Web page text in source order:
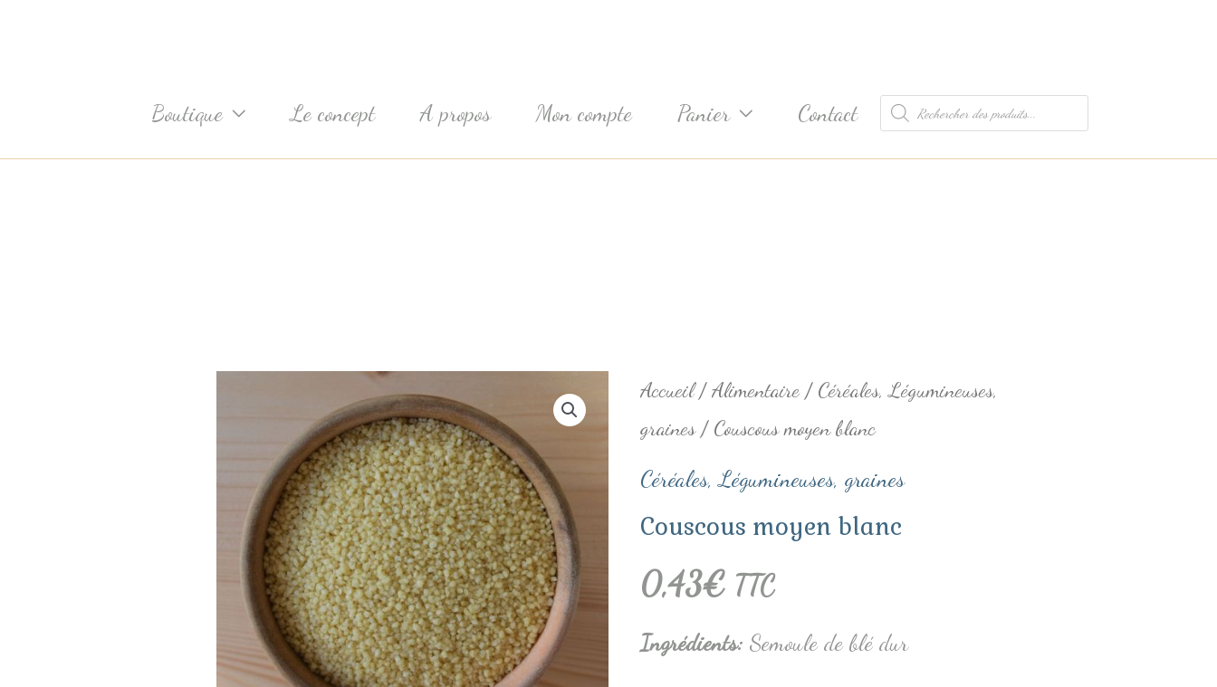
Boutique Le concept A propos Mon compte Panier Contact
Recherche
de
Accueil/Alimentaire/ Céréales, Légumineuses,
graines/ Couscous moyen blanc
Céréales, Légumineuses, graines
Couscous moyen blanc
0,43€ TTC
Ingrédients: Semoule de blé dur
quantité
de
Couscous
moyen